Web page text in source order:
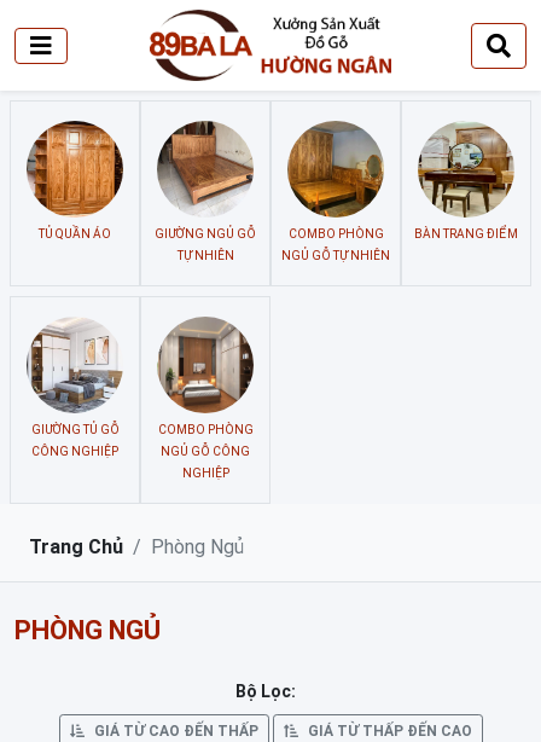
TỦ QUẦN ÁO
GIƯỜNG NGỦ GỖ
TỰ NHIÊN
COMBO PHÒNG
NGỦ GỖ TỰ NHIÊN
BÀN TRANG ĐIỂM
GIƯỜNG TỦ GỖ
CÔNG NGHIỆP
COMBO PHÒNG
NGỦ GỖ CÔNG
NGHIỆP
Trang Chủ Phòng Ngủ
PHÒNG NGỦ
Bộ Lọc:
GIÁ TỪ CAO ĐẾN THẤP GIÁ TỪ THẤP ĐẾN CAO